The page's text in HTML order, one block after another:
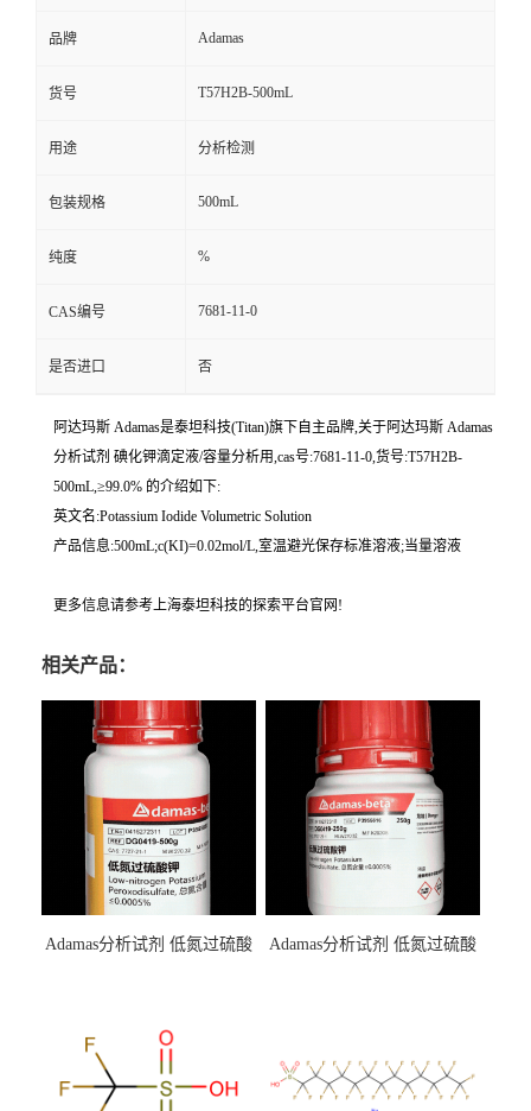
品牌 Adamas
货号 T57H2B-500mL
用途 分析检测
包装规格 500mL
纯度 %
CAS编号 7681-11-0
是否进口 否
阿达玛斯 Adamas是泰坦科技(Titan)旗下自主品牌,关于阿达玛斯 Adamas
分析试剂 碘化钾滴定液/容量分析用,cas号:7681-11-0,货号:T57H2B-
500mL,≥99.0% 的介绍如下:
英文名:Potassium Iodide Volumetric Solution
产品信息:500mL;c(KI)=0.02mol/L,室温避光保存标准溶液;当量溶液
更多信息请参考上海泰坦科技的探索平台官网!
相关产品：
Adamas分析试剂 低氮过硫酸
（泰坦现货供应）
Adamas分析试剂 低氮过硫酸